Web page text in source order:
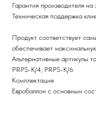
Гарантия производителя
Техническая поддержка
Продукт соответствует
обеспечивает
Альтернативные артикулы
PRPS-K/4; PRPS-K/6
Комплектация
Евробаллон с основным